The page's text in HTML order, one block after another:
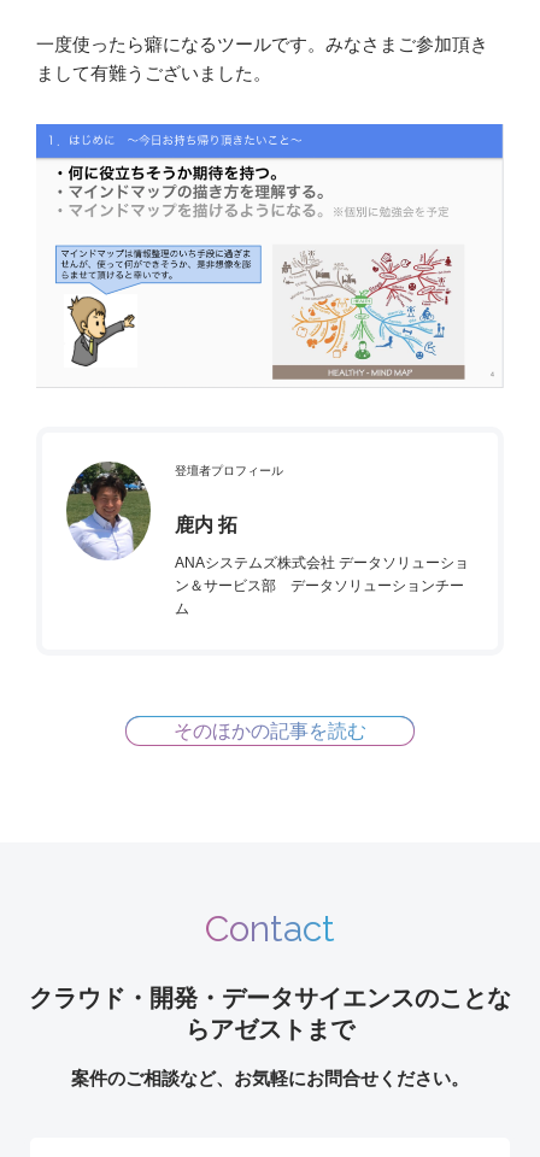
一度使ったら癖になるツールです。みなさまご参加頂き
まして有難うございました。
登壇者プロフィール
鹿内 拓
ANAシステムズ株式会社 データソリューショ
ン＆サービス部 データソリューションチー
ム
そのほかの記事を読む
Contact
クラウド・開発・データサイエンスのことな
らアゼストまで
案件のご相談など、お気軽にお問合せください。